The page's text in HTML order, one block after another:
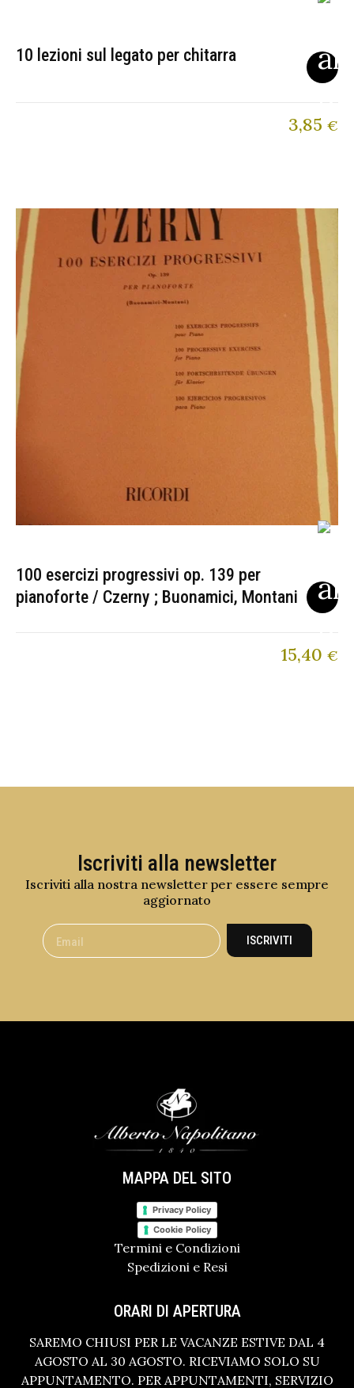
10 lezioni sul legato per chitarra
3,85 €
100 esercizi progressivi op. 139 per
pianoforte / Czerny ; Buonamici, Montani
15,40 €
Iscriviti alla newsletter
Iscriviti alla nostra newsletter per essere sempre
aggiornato
ISCRIVITI
MAPPA DEL SITO
Privacy Policy
Cookie Policy
Termini e Condizioni
Spedizioni e Resi
ORARI DI APERTURA
SAREMO CHIUSI PER LE VACANZE ESTIVE DAL 4
AGOSTO AL 30 AGOSTO. RICEVIAMO SOLO SU
APPUNTAMENTO. PER APPUNTAMENTI, SERVIZIO